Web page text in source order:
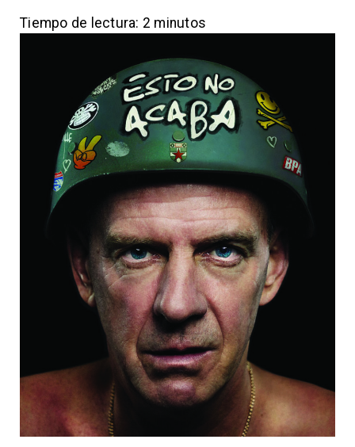
o
k
r
p
p
Tiempo de lectura: 2 minutos